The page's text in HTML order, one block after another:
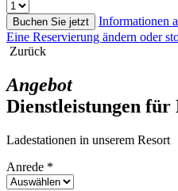
Buchen Sie jetzt
Informationen
Eine Reservierung ändern oder
Zurück
Angebot
Dienstleistungen
Ladestationen in unserem Resort
Anrede *